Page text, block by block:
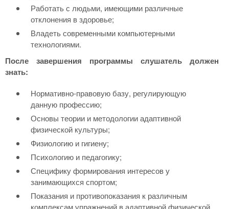
Работать с людьми, имеющими различные
отклонения в здоровье;
Владеть современными компьютерными
технологиями.
После завершения программы слушатель должен
знать:
Нормативно-правовую базу, регулирующую
данную профессию;
Основы теории и методологии адаптивной
физической культуры;
Физиологию и гигиену;
Психологию и педагогику;
Специфику формирования интересов у
занимающихся спортом;
Показания и противопоказания к различным
комплексам упражнений в адаптивной физической